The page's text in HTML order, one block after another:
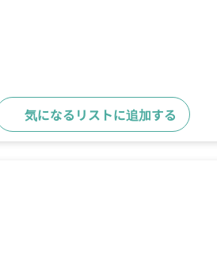
気になるリストに追加する